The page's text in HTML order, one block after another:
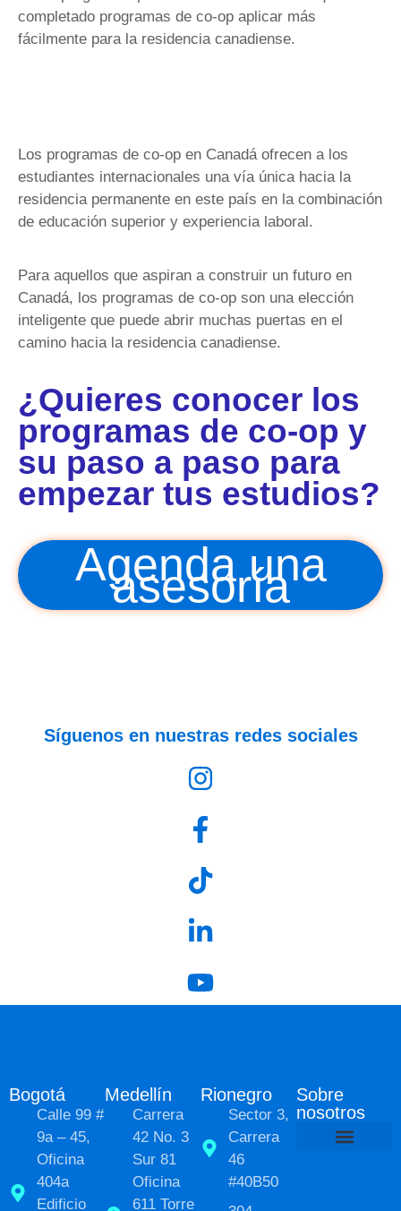
completado programas de co-op aplicar más
fácilmente para la residencia canadiense.
Los programas de co-op en Canadá ofrecen a los
estudiantes internacionales una vía única hacia la
residencia permanente en este país en la combinación
de educación superior y experiencia laboral.
Para aquellos que aspiran a construir un futuro en
Canadá, los programas de co-op son una elección
inteligente que puede abrir muchas puertas en el
camino hacia la residencia canadiense.
¿Quieres conocer los
programas de co-op y
su paso a paso para
empezar tus estudios?
Agenda una
asesoría
Síguenos en nuestras redes sociales
Bogotá
Calle 99 #
9a – 45,
Oficina
404a
Edificio
Medellín
Carrera
42 No. 3
Sur 81
Oficina
611 Torre
Rionegro
Sector 3,
Carrera
46
#40B50
Sobre
nosotros